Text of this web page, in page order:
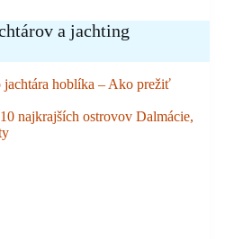
a jachting
jachtára hoblíka – Ako prežiť
10 najkrajších ostrovov Dalmácie,